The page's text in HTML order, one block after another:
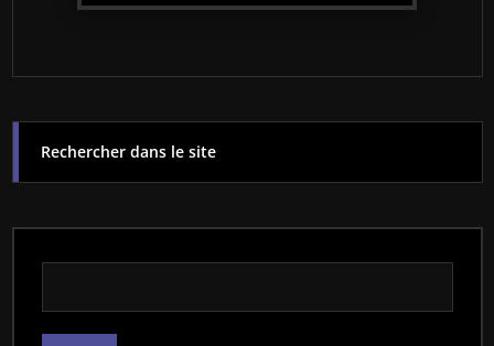
Rechercher dans le site
Rechercher dans le site